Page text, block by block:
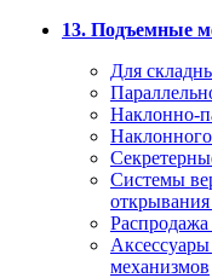
13. Подъемные
Для
Наклонно-
Системы
открывания
механизмов